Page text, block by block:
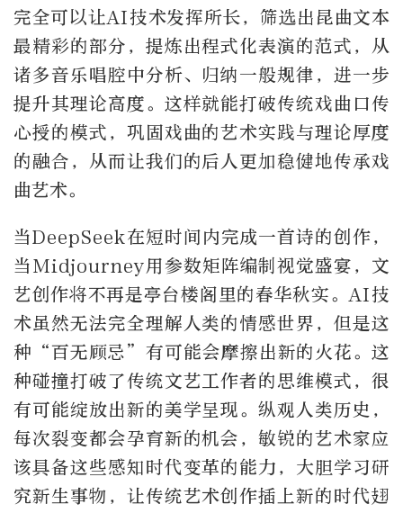
完全可以让AI技术发挥所长，筛选出昆曲文本
最精彩的部分，提炼出程式化表演的范式，从
诸多音乐唱腔中分析、归纳一般规律，进一步
提升其理论高度。这样就能打破传统戏曲口传
心授的模式，巩固戏曲的艺术实践与理论厚度
的融合，从而让我们的后人更加稳健地传承戏
曲艺术。
当DeepSeek在短时间内完成一首诗的创作，
当Midjourney用参数矩阵编制视觉盛宴，文
艺创作将不再是亭台楼阁里的春华秋实。AI技
术虽然无法完全理解人类的情感世界，但是这
种“百无顾忌”有可能会摩擦出新的火花。这
种碰撞打破了传统文艺工作者的思维模式，很
有可能绽放出新的美学呈现。纵观人类历史，
每次裂变都会孕育新的机会，敏锐的艺术家应
该具备这些感知时代变革的能力，大胆学习研
究新生事物，让传统艺术创作插上新的时代翅